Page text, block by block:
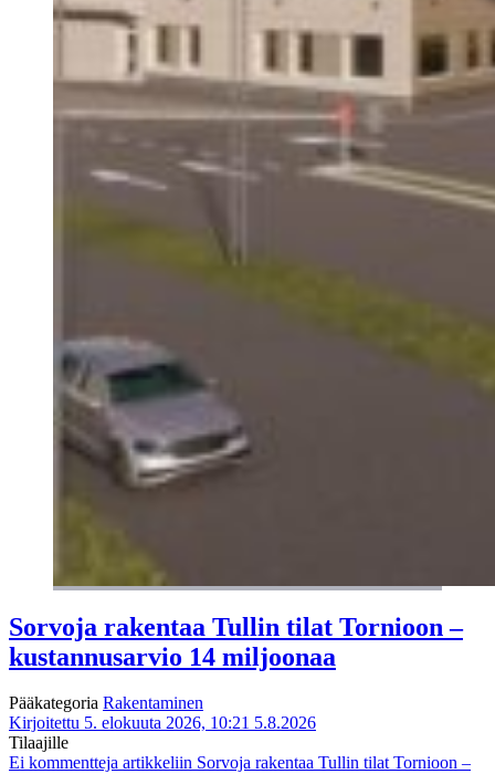
Sorvoja rakentaa Tullin tilat Tornioon –
kustannusarvio 14 miljoonaa
Pääkategoria Rakentaminen
Kirjoitettu 5. elokuuta 2026, 10:21 5.8.2026
Tilaajille
Ei kommentteja artikkeliin Sorvoja rakentaa Tullin tilat Tornioon –